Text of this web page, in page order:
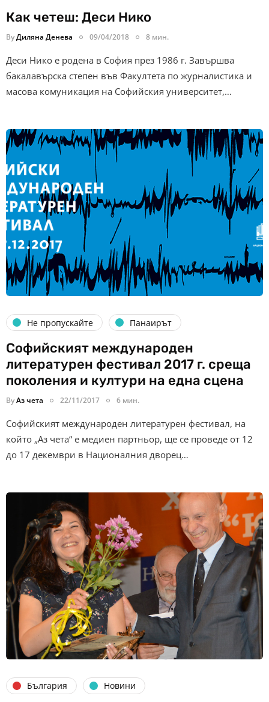
Как четеш: Деси Нико
ByДиляна Денева 09/04/2018 8 мин.
Деси Нико е родена в София през 1986 г. Завършва
бакалавърска степен във Факултета по журналистика и
масова комуникация на Софийския университет,…
Не пропускайте Панаирът
Софийският международен
литературен фестивал 2017 г. среща
поколения и култури на една сцена
ByАз чета 22/11/2017 6 мин.
Софийският международен литературен фестивал, на
който „Аз чета“ е медиен партньор, ще се проведе от 12
до 17 декември в Националния дворец…
България Новини